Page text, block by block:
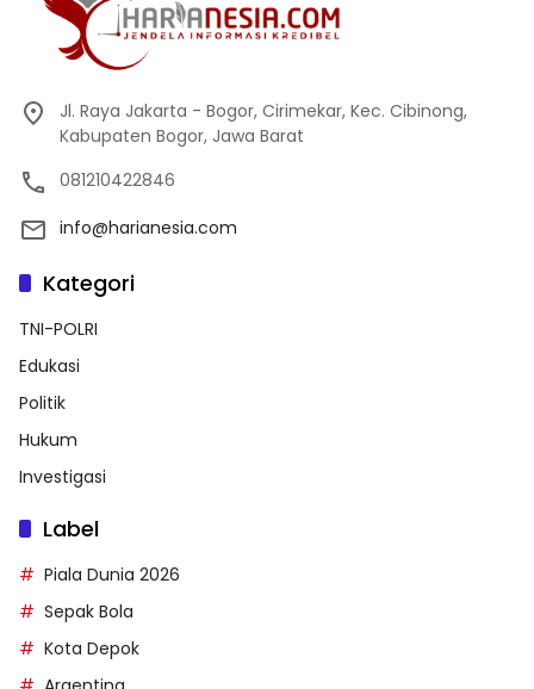
Jl. Raya Jakarta - Bogor, Cirimekar, Kec. Cibinong,
Kabupaten Bogor, Jawa Barat
081210422846
info@harianesia.com
Kategori
TNI-POLRI
Edukasi
Politik
Hukum
Investigasi
Label
Piala Dunia 2026
Sepak Bola
Kota Depok